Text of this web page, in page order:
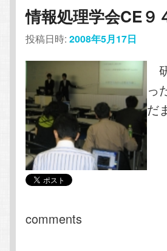
情報処理学会CE９
投稿日時:2008年5月17日
っ
だ
comments